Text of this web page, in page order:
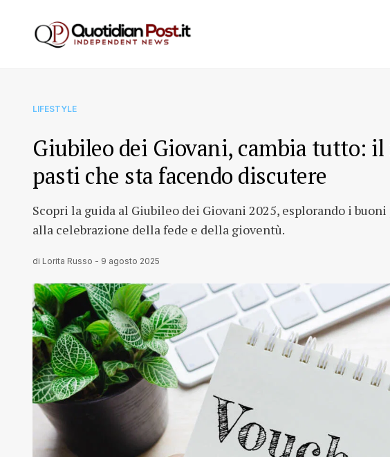
LIFESTYLE
Giubileo dei Giovani, cambia tutto:
pasti che sta facendo discutere
Scopri la guida al Giubileo dei Giovani 2025, esplorando i
alla celebrazione della fede e della gioventù.
di Lorita Russo - 9 agosto 2025